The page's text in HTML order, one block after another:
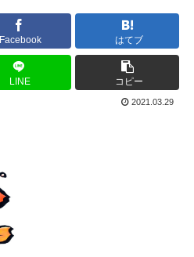
Facebook はてブ
LINE コピー
2021.03.29